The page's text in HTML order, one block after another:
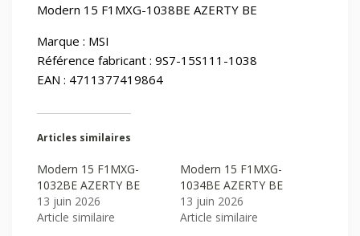
Modern 15 F1MXG-1038BE AZERTY BE
Marque : MSI
Référence fabricant : 9S7-15S111-1038
EAN : 4711377419864
Articles similaires
Modern 15 F1MXG-
1032BE AZERTY BE
13 juin 2026
Article similaire
Modern 15 F1MXG-
1034BE AZERTY BE
13 juin 2026
Article similaire